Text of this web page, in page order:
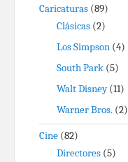
Caricaturas (89)
Clásicas (2)
Los Simpson (4)
South Park (5)
Walt Disney(11)
Warner Bros. (2)
Cine (82)
Directores (5)